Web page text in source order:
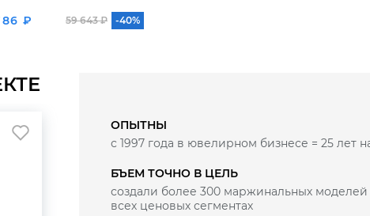
₽ 59 643 ₽ -40%
ОПЫТНЫ
с 1997 года в ювелирном бизнесе = 25 лет
БЪЕМ ТОЧНО В ЦЕЛЬ
создали более 300 маржинальных
всех ценовых сегментах